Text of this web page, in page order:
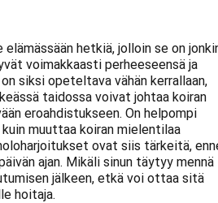
hetkiä, jolloin se on
voimakkaasti perheeseensä ja
siksi opeteltava vähän kerrallaan,
taidossa voivat johtaa koiran
eroahdistukseen. On helpompi
muuttaa koiran mielentilaa
ovat siis tärkeitä,
ajan. Mikäli sinun täytyy mennä
jälkeen, etkä voi ottaa sitä
hoitaja.